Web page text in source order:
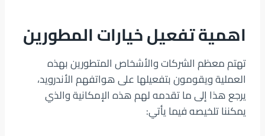
اهمية تفعيل خيارات المطورين
تهتم معظم الشركات والأشخاص المتطورين بهذه
العملية ويقومون بتفعيلها على هواتفهم الأندرويد،
يرجع هذا إلى ما تقدمه لهم هذه الإمكانية والذي
يمكننا تلخيصه فيما يأتي: